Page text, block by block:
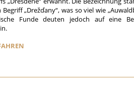
Begriff „Drežďany“, was so viel wie
Funde deuten jedoch auf eine